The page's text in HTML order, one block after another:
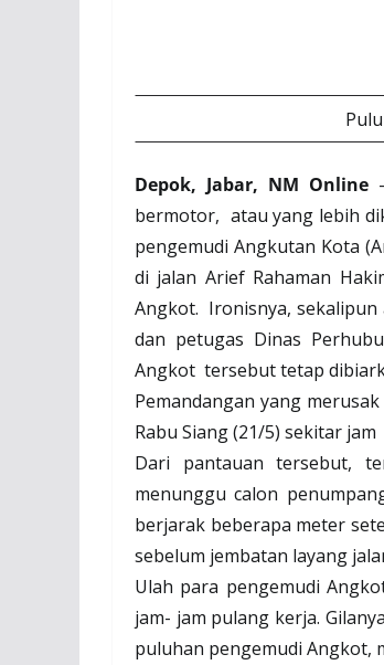
Depok, Jabar, NM Online
bermotor, atau yang lebih
pengemudi Angkutan Kota
di jalan Arief Rahaman
Angkot. Ironisnya,
dan petugas Dinas
Angkot tersebut tetap
Pemandangan yang
Rabu Siang (21/5) sekitar jam
Dari pantauan tersebut,
menunggu calon
berjarak beberapa meter
sebelum jembatan layang
Ulah para pengemudi
jam- jam pulang kerja.
puluhan pengemudi Angkot,